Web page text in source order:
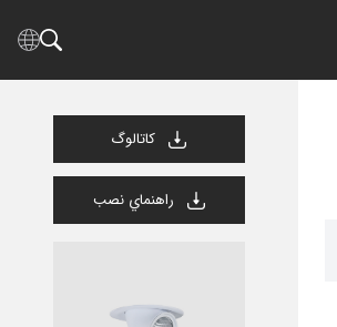
كاتالوگ
راهنماي نصب